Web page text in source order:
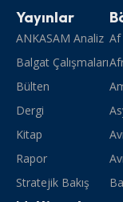
Yayınlar
ANKASAM Analiz
Balgat Çalışmaları
Bülten
Dergi
Kitap
Rapor
Stratejik Bakış
Af